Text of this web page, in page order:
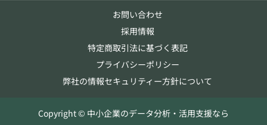
お問い合わせ
採用情報
特定商取引法に基づく表記
プライバシーポリシー
弊社の情報セキュリティー方針について
Copyright © 中小企業のデータ分析・活用支援なら